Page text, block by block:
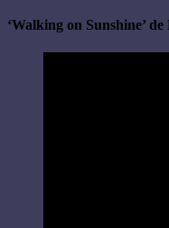
‘Walking on Sunshine’